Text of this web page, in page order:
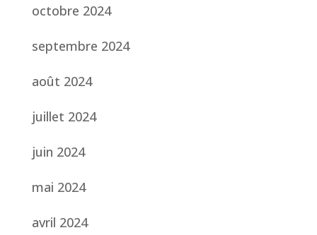
octobre 2024
septembre 2024
août 2024
juillet 2024
juin 2024
mai 2024
avril 2024